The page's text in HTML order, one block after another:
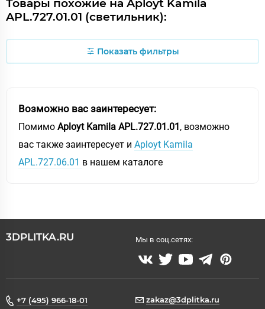
Товары похожие на Aployt Kamila
APL.727.01.01 (светильник):
Показать фильтры
Возможно вас заинтересует:
Помимо Aployt Kamila APL.727.01.01, возможно
вас также заинтересует и Aployt Kamila
APL.727.06.01 в нашем каталоге
3DPLITKA.RU Мы в соц.сетях:
+7 (495) 966-18-01 zakaz@3dplitka.ru